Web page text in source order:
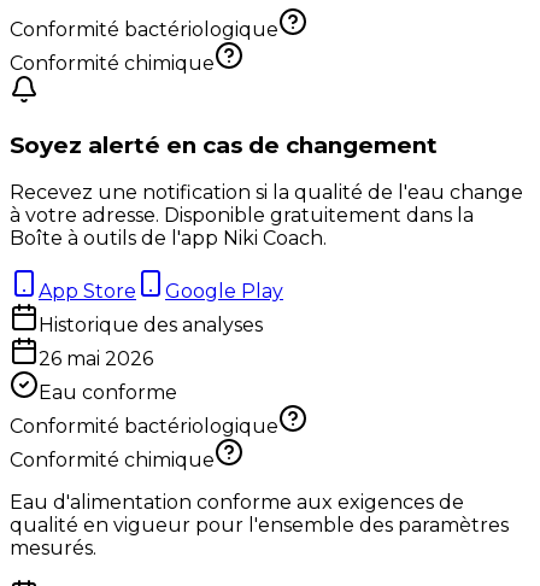
Conformité bactériologique
Conformité chimique
Soyez alerté en cas de changement
Recevez une notification si la qualité de l'eau change
à votre adresse. Disponible gratuitement dans la
Boîte à outils de l'app Niki Coach.
App Store
Google Play
Historique des analyses
26 mai 2026
Eau conforme
Conformité bactériologique
Conformité chimique
Eau d'alimentation conforme aux exigences de
qualité en vigueur pour l'ensemble des paramètres
mesurés.